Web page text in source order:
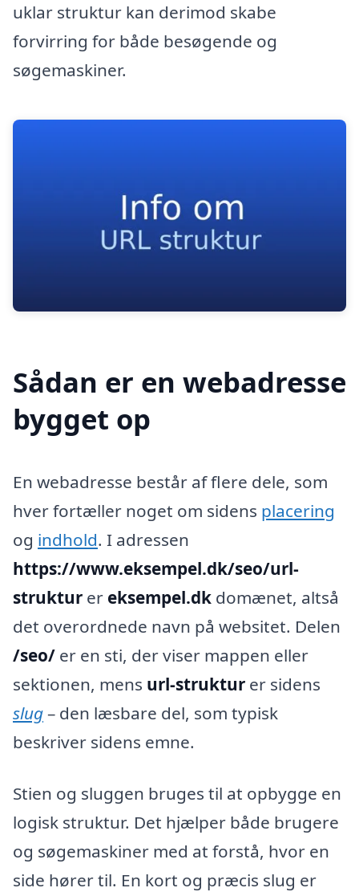
uklar struktur kan derimod skabe
forvirring for både besøgende og
søgemaskiner.
Sådan er en webadresse
bygget op
En webadresse består af flere dele, som
hver fortæller noget om sidens placering
og indhold. I adressen
https://www.eksempel.dk/seo/url-
struktur er eksempel.dk domænet, altså
det overordnede navn på websitet. Delen
/seo/ er en sti, der viser mappen eller
sektionen, mens url-struktur er sidens
slug– den læsbare del, som typisk
beskriver sidens emne.
Stien og sluggen bruges til at opbygge en
logisk struktur. Det hjælper både brugere
og søgemaskiner med at forstå, hvor en
side hører til. En kort og præcis slug er